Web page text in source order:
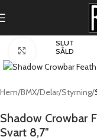
SLUT
SÅLD
Förstora
Hem BMX Delar Styrning
Shadow Crowbar
Svart 8,7″